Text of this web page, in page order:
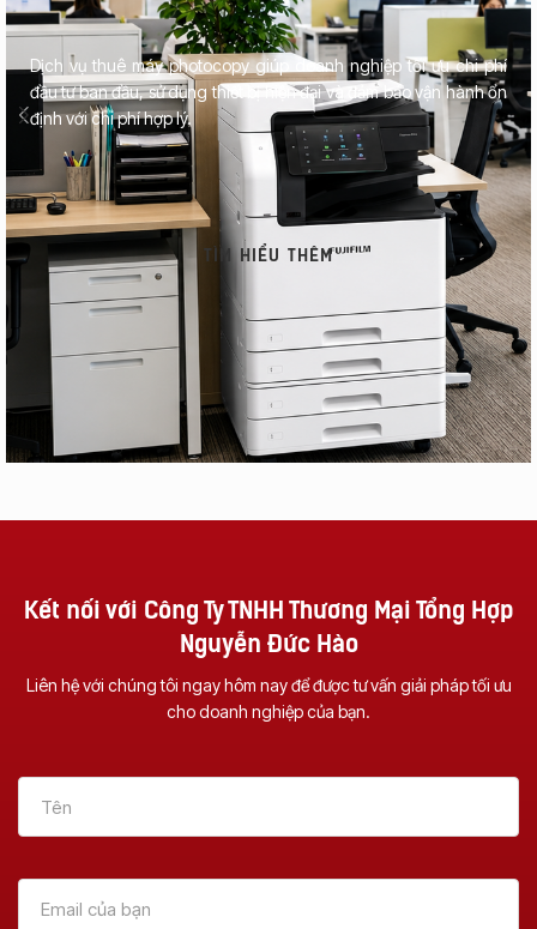
Máy Photocopy Tại
Nẵng – Uy Tín &
Tận Nơi
Xem Thêm
Photocopy Đa
Chức Năng ?
Dịch vụ thuê máy photocopy giúp doanh nghiệp tối ưu chi phí
đầu tư ban đầu, sử dụng thiết bị hiện đại và đảm bảo vận hành ổn
định với chi phí hợp lý.
TÌM HIỂU THÊM
Kết nối với Công Ty TNHH Thương Mại Tổng Hợp
Nguyễn Đức Hào
Liên hệ với chúng tôi ngay hôm nay để được tư vấn giải pháp tối ưu
cho doanh nghiệp của bạn.